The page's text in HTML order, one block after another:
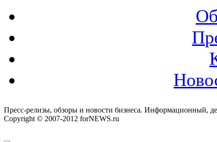
Пресс-релизы, обзоры и новости бизнеса. Информационный,
Copyright © 2007-2012 forNEWS.ru